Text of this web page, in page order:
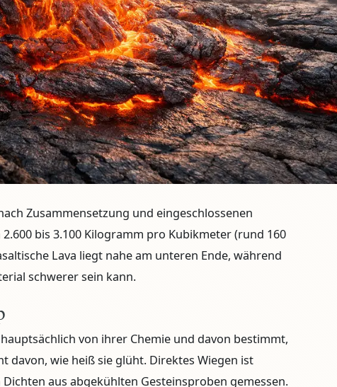
Zusammensetzung und eingeschlossenen
2.600 bis 3.100 Kilogramm pro Kubikmeter(rund 160
Lava liegt nahe am unteren Ende, während
schwerer sein kann.
von ihrer Chemie und davon bestimmt,
davon, wie heiß sie glüht. Direktes Wiegen ist
aus abgekühlten Gesteinsproben gemessen.